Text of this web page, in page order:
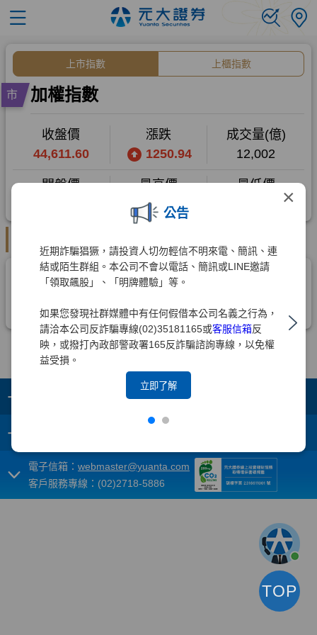
×
公告
近期詐騙猖獗，請投資人切勿輕信不明來電、簡訊、連
結或陌生群組。本公司不會以電話、簡訊或LINE邀請
「領取飆股」、「明牌體驗」等。
如果您發現社群媒體中有任何假借本公司名義之行為，
請洽本公司反詐騙專線(02)35181165或客服信箱反
映，或撥打內政部警政署165反詐騙諮詢專線，以免權
益受損。
立即了解
+
+
電子信箱： webmaster@yuanta.com
客戶服務專線：(02)2718-5886
TOP